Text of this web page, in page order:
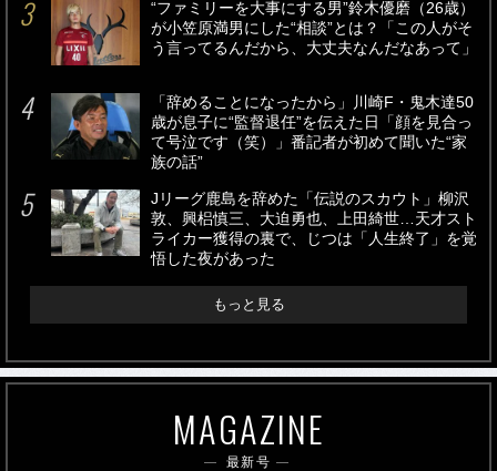
“ファミリーを大事にする男”鈴木優磨（26歳）
が小笠原満男にした“相談”とは？「この人がそ
う言ってるんだから、大丈夫なんだなあって」
「辞めることになったから」川崎F・鬼木達50
歳が息子に“監督退任”を伝えた日「顔を見合っ
て号泣です（笑）」番記者が初めて聞いた“家
族の話”
Jリーグ鹿島を辞めた「伝説のスカウト」柳沢
敦、興梠慎三、大迫勇也、上田綺世…天才スト
ライカー獲得の裏で、じつは「人生終了」を覚
悟した夜があった
もっと見る
MAGAZINE
最新号